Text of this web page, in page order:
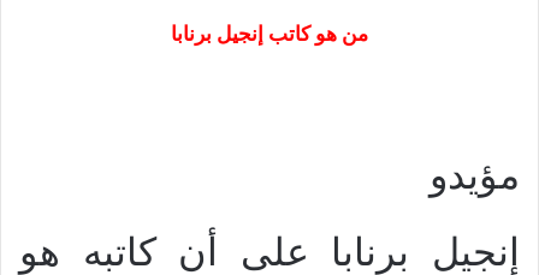
من هو كاتب إنجيل برنابا
مؤيدو
إنجيل برنابا على أن كاتبه هو